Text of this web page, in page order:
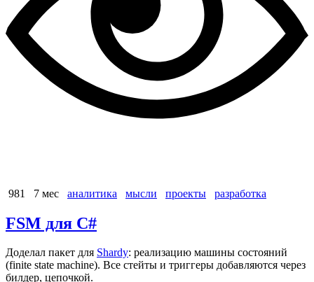
981 7 мес аналитика мысли проекты разработка
FSM для C#
Доделал пакет для Shardy: реализацию машины состояний
(finite state machine). Все стейты и триггеры добавляются через
билдер, цепочкой.